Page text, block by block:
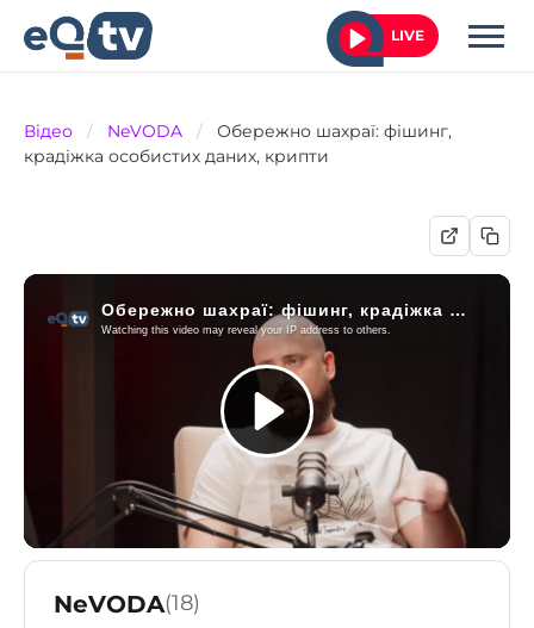
LIVE
Відео / NeVODA /
Обережно шахраї: фішинг,
крадіжка особистих даних, крипти
NeVODA(18)